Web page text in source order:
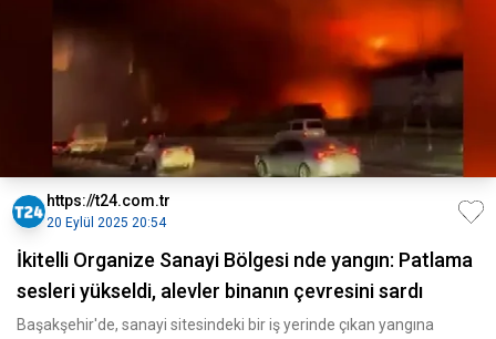
https://t24.com.tr
20 Eylül 2025 20:54
İkitelli Organize Sanayi Bölgesi nde yangın: Patlama
sesleri yükseldi, alevler binanın çevresini sardı
Başakşehir'de, sanayi sitesindeki bir iş yerinde çıkan yangına